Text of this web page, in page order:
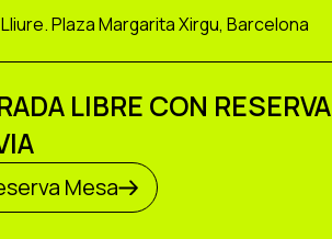
Plaza Margarita Xirgu, Barcelona
LIBRE CON RESERVA
Mesa